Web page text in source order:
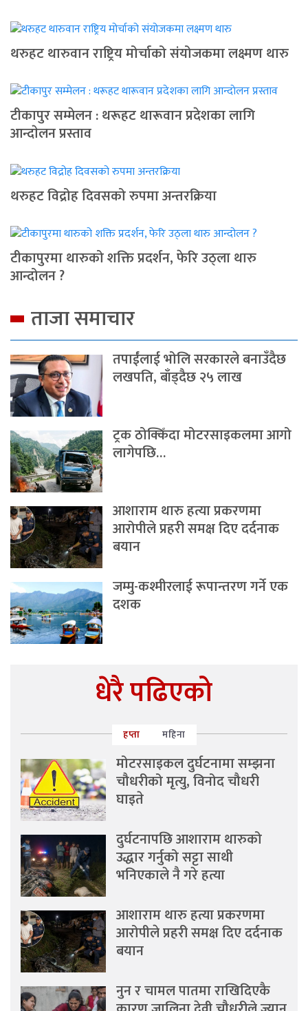
थरुहट थारुवान राष्ट्रिय मोर्चाको संयोजकमा लक्ष्मण थारु
टीकापुर सम्मेलन : थरूहट थारूवान प्रदेशका लागि
आन्दाेलन प्रस्ताव
थरुहट विद्रोह दिवसको रुपमा अन्तरक्रिया
टीकापुरमा थारुको शक्ति प्रदर्शन, फेरि उठ्ला थारु
आन्दोलन ?
ताजा समाचार
तपाईंलाई भोलि सरकारले बनाउँदैछ
लखपति, बाँड्दैछ २५ लाख
ट्रक ठोक्किँदा मोटरसाइकलमा आगो
लागेपछि…
आशाराम थारु हत्या प्रकरणमा
आरोपीले प्रहरी समक्ष दिए दर्दनाक
बयान
जम्मु-कश्मीरलाई रूपान्तरण गर्ने एक
दशक
धेरै पढिएको
हप्ता महिना
मोटरसाइकल दुर्घटनामा सम्झना
चौधरीको मृत्यु, विनोद चौधरी
घाइते
दुर्घटनापछि आशाराम थारुको
उद्धार गर्नुको सट्टा साथी
भनिएकाले नै गरे हत्या
आशाराम थारु हत्या प्रकरणमा
आरोपीले प्रहरी समक्ष दिए दर्दनाक
बयान
नुन र चामल पातमा राखिदिएकै